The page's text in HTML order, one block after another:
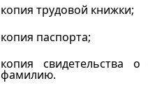
копия трудовой книжки;
копия паспорта;
копия свидетельства
фамилию.